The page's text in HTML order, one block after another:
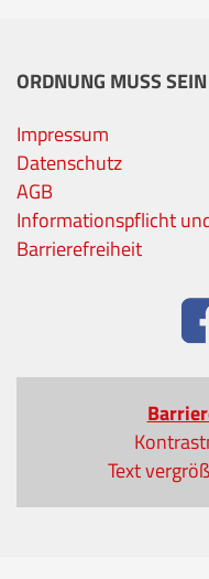
ORDNUNG MUSS SEIN
Impressum
Datenschutz
AGB
Informationspflicht
Barrierefreiheit
Text